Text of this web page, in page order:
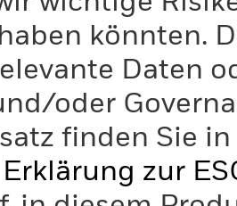
könnten.
Daten
oder
finden Sie
zur